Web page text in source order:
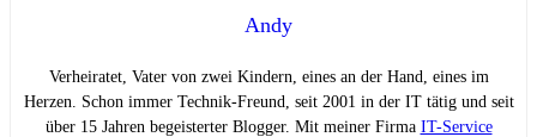
Andy
Verheiratet, Vater von zwei Kindern, eines an der Hand, eines im
Herzen. Schon immer Technik-Freund, seit 2001 in der IT tätig und seit
über 15 Jahren begeisterter Blogger. Mit meiner Firma IT-Service